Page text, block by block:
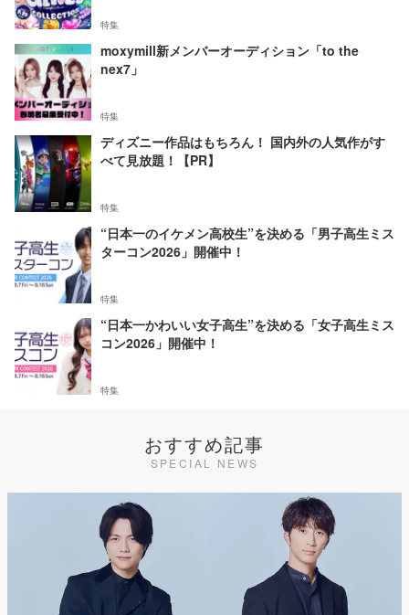
特集
moxymill新メンバーオーディション「to the
nex7」
特集
ディズニー作品はもちろん！ 国内外の人気作がす
べて見放題！【PR】
特集
“日本一のイケメン高校生”を決める「男子高生ミス
ターコン2026」開催中！
特集
“日本一かわいい女子高生”を決める「女子高生ミス
コン2026」開催中！
特集
おすすめ記事
SPECIAL NEWS